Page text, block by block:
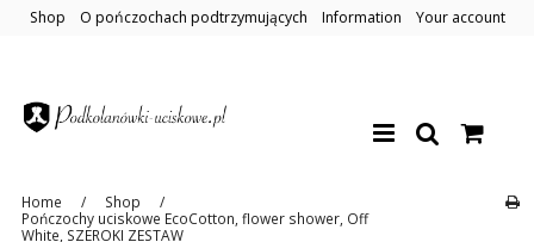
Shop O pończochach podtrzymujących Information Your account
Home / Shop
/
Pończochy uciskowe EcoCotton, flower shower, Off
White, SZEROKI ZESTAW